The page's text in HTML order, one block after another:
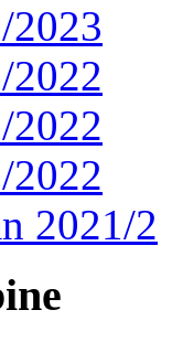
2023
2022
2022
2022
2021/2